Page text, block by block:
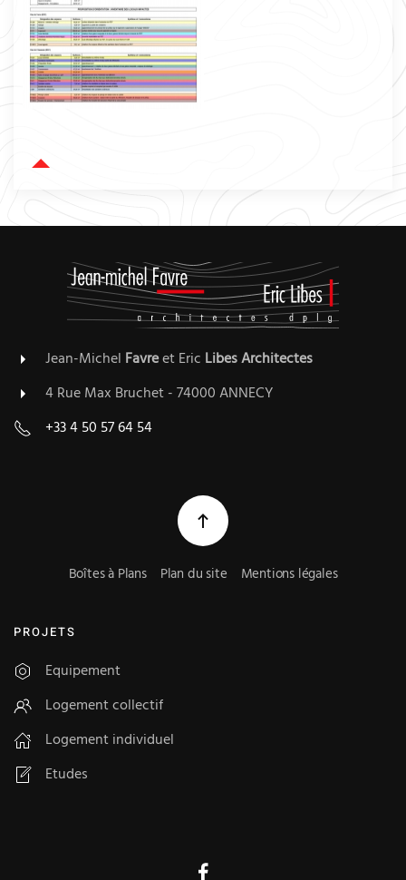
Jean-Michel Favreet Eric LibesArchitectes
4 Rue Max Bruchet - 74000 ANNECY
+33 4 50 57 64 54
Boîtes à Plans Plan du site Mentions légales
PROJETS
Equipement
Logement collectif
Logement individuel
Etudes